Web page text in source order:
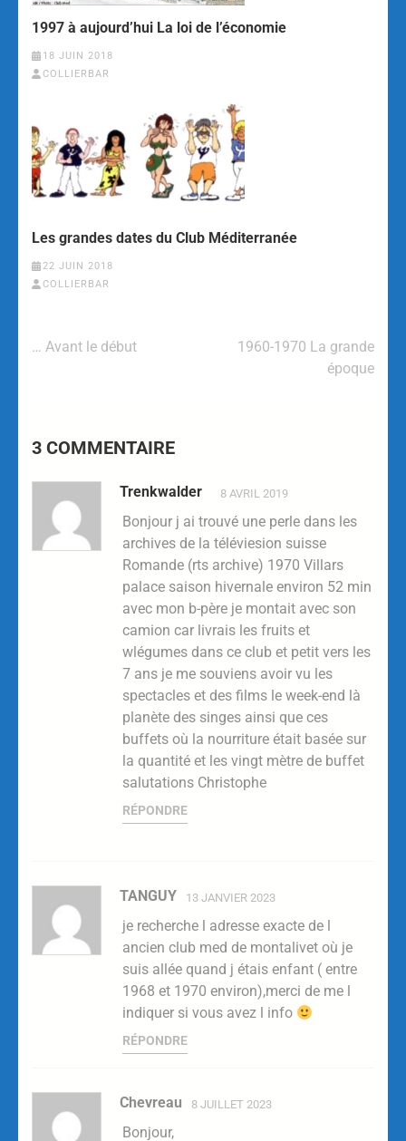
1997 à aujourd’hui La loi de l’économie
18 JUIN 2018
COLLIERBAR
Les grandes dates du Club Méditerranée
22 JUIN 2018
COLLIERBAR
… Avant le début
1960-1970 La grande
époque
3 COMMENTAIRE
Trenkwalder 8 AVRIL 2019
Bonjour j ai trouvé une perle dans les
archives de la téléviesion suisse
Romande (rts archive) 1970 Villars
palace saison hivernale environ 52 min
avec mon b-père je montait avec son
camion car livrais les fruits et
wlégumes dans ce club et petit vers les
7 ans je me souviens avoir vu les
spectacles et des films le week-end là
planète des singes ainsi que ces
buffets où la nourriture était basée sur
la quantité et les vingt mètre de buffet
salutations Christophe
RÉPONDRE
TANGUY 13 JANVIER 2023
je recherche l adresse exacte de l
ancien club med de montalivet où je
suis allée quand j étais enfant ( entre
1968 et 1970 environ),merci de me l
indiquer si vous avez l info
RÉPONDRE
Chevreau 8 JUILLET 2023
Bonjour,